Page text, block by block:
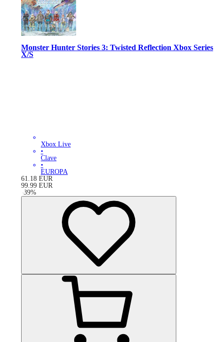
Monster Hunter Stories 3: Twisted Reflection Xbox Series
X/S
Xbox Live
•
Clave
•
EUROPA
61.18 EUR
99.99 EUR
-39%